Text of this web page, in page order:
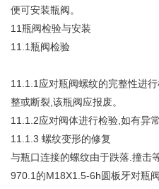
便可安装瓶阀。
11瓶阀检验与安装
11.1瓶阀检验
11.1.1应对瓶阀螺纹的完整性进
整或断裂,该瓶阀应报废。
11.1.2应对阀体进行检验,如有异
11.1.3 螺纹变形的修复
与瓶口连接的螺纹由于跌落.撞击
970.1的M18X1.5-6h圆板牙对瓶